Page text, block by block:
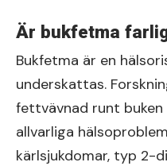
Är bukfetma
Bukfetma är en
underskattas.
fettvävnad runt
allvarliga
kärlsjukdomar, typ 2-